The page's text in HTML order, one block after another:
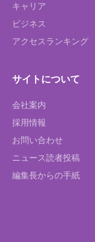
キャリア
ビジネス
アクセスランキング
サイトについて
会社案内
採用情報
お問い合わせ
ニュース読者投稿
編集長からの手紙